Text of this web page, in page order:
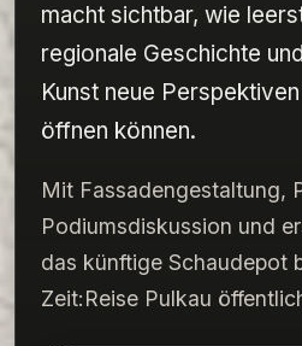
macht sichtbar, wie
regionale Geschichte
Kunst neue
öffnen können.
Mit Fassadengestaltung,
Podiumsdiskussion und
das künftige Schaudepot
Zeit:Reise Pulkau